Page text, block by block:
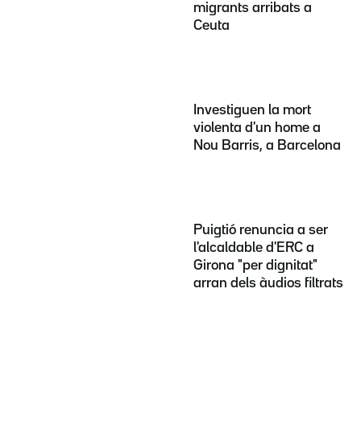
migrants arribats a
Ceuta
Investiguen la mort
violenta d'un home a
Nou Barris, a Barcelona
Puigtió renuncia a ser
l'alcaldable d'ERC a
Girona "per dignitat"
arran dels àudios filtrats